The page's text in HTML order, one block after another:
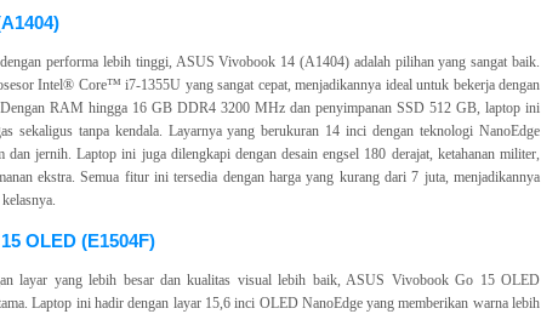
performa lebih tinggi, ASUS Vivobook 14 (A1404) adalah pilihan yang sangat baik.
Intel® Core™ i7-1355U yang sangat cepat, menjadikannya ideal untuk bekerja dengan
RAM hingga 16 GB DDR4 3200 MHz dan penyimpanan SSD 512 GB, laptop ini
sekaligus tanpa kendala. Layarnya yang berukuran 14 inci dengan teknologi NanoEdge
dan jernih. Laptop ini juga dilengkapi dengan desain engsel 180 derajat, ketahanan militer,
ekstra. Semua fitur ini tersedia dengan harga yang kurang dari 7 juta, menjadikannya
OLED (E1504F)
layar yang lebih besar dan kualitas visual lebih baik, ASUS Vivobook Go 15 OLED
Laptop ini hadir dengan layar 15,6 inci OLED NanoEdge yang memberikan warna lebih